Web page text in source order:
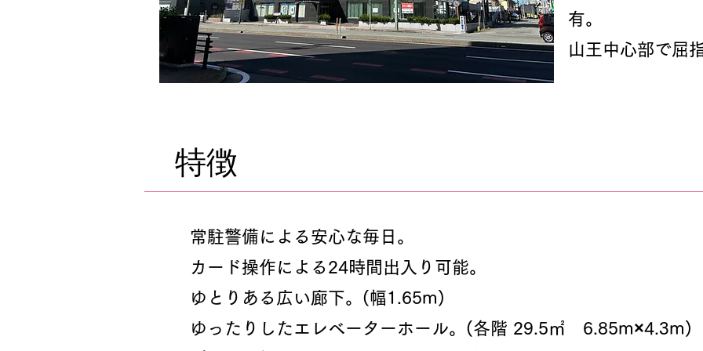
有。
山王中心部で屈
常駐警備による安心な毎日。
カード操作による24時間出入り可能。
ゆとりある広い廊下。(幅1.65m)
ゆったりしたエレベーターホール。(各階 29.5㎡ 6.85m×4.3m)
特徴